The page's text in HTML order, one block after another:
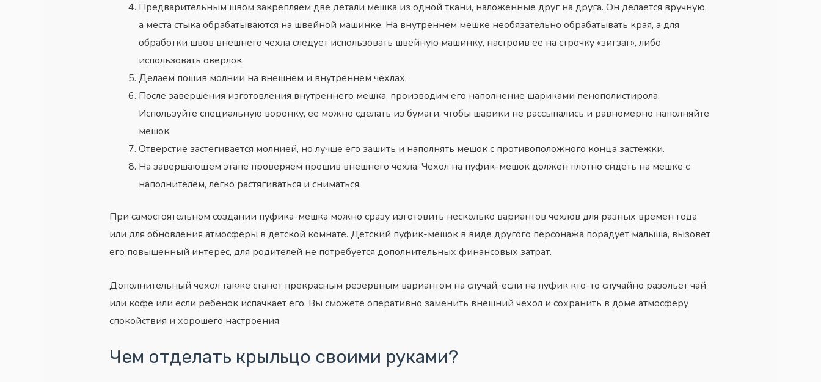
Предварительным швом закрепляем две детали мешка из одной ткани, наложенные друг на друга. Он делается вручную,
а места стыка обрабатываются на швейной машинке. На внутреннем мешке необязательно обрабатывать края, а для
обработки швов внешнего чехла следует использовать швейную машинку, настроив ее на строчку «зигзаг», либо
использовать оверлок.
Делаем пошив молнии на внешнем и внутреннем чехлах.
После завершения изготовления внутреннего мешка, производим его наполнение шариками пенополистирола.
Используйте специальную воронку, ее можно сделать из бумаги, чтобы шарики не рассыпались и равномерно наполняйте
мешок.
Отверстие застегивается молнией, но лучше его зашить и наполнять мешок с противоположного конца застежки.
На завершающем этапе проверяем прошив внешнего чехла. Чехол на пуфик-мешок должен плотно сидеть на мешке с
наполнителем, легко растягиваться и сниматься.
При самостоятельном создании пуфика-мешка можно сразу изготовить несколько вариантов чехлов для разных времен года
или для обновления атмосферы в детской комнате. Детский пуфик-мешок в виде другого персонажа порадует малыша, вызовет
его повышенный интерес, для родителей не потребуется дополнительных финансовых затрат.
Дополнительный чехол также станет прекрасным резервным вариантом на случай, если на пуфик кто-то случайно разольет чай
или кофе или если ребенок испачкает его. Вы сможете оперативно заменить внешний чехол и сохранить в доме атмосферу
спокойствия и хорошего настроения.
Чем отделать крыльцо своими руками?